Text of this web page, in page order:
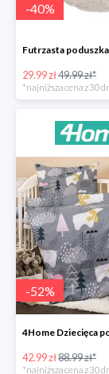
-40%
29.99 zł49.99 zł*
-52%
42.99 zł88.99 zł*